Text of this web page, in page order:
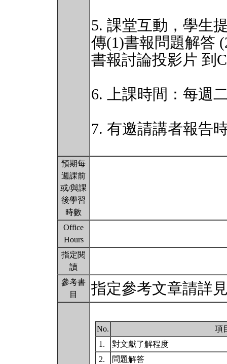
5. 課堂互動，學生
傳(1)書報問題解答
書報討論投影片 到
6. 上課時間：每週
7. 有邀請講者報告
預期每
週課前
或/與課
後學習
時數
Office
Hours
指定閱
讀
參考書
目
指定參考文章請詳
No.
項
1.
對文獻了解程度
2.
問題解答